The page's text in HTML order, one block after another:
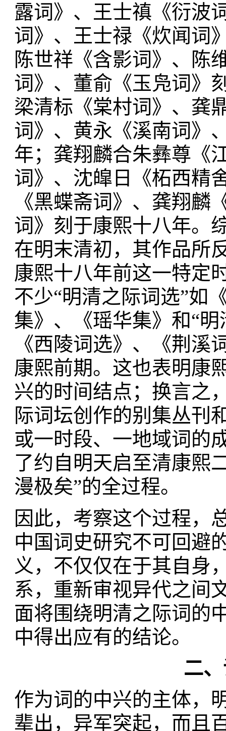
露词》、王士禛《衍波
词》、王士禄《炊闻词
陈世祥《含影词》、陈
词》、董俞《玉凫词》
梁清标《棠村词》、龚
词》、黄永《溪南词》
年；龚翔麟合朱彝尊《
词》、沈皡日《柘西精
《黑蝶斋词》、龚翔麟
词》刻于康熙十八年。
在明末清初，其作品所
康熙十八年前这一特定
不少“明清之际词选”如
集》、《瑶华集》和“
《西陵词选》、《荆溪
康熙前期。这也表明康
兴的时间结点；换言之
际词坛创作的别集丛刊
或一时段、一地域词的
了约自明天启至清康熙
漫极矣”的全过程。
因此，考察这个过程，
中国词史研究不可回避
义，不仅仅在于其自身
系，重新审视异代之间
面将围绕明清之际词的
中得出应有的结论。
二
作为词的中兴的主体，
辈出，异军突起，而且